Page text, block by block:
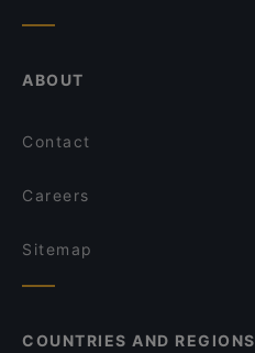
ABOUT
Contact
Careers
Sitemap
COUNTRIES AND REGIONS